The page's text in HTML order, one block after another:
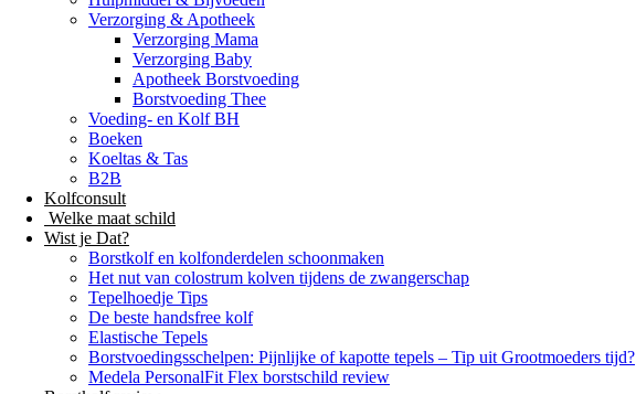
Verzorging & Apotheek
Verzorging Mama
Verzorging Baby
Apotheek Borstvoeding
Borstvoeding Thee
Voeding- en Kolf BH
Boeken
Koeltas & Tas
B2B
Kolfconsult
Welke maat schild
Wist je Dat?
Borstkolf en kolfonderdelen schoonmaken
Het nut van colostrum kolven tijdens de zwangerschap
Tepelhoedje Tips
De beste handsfree kolf
Elastische Tepels
Borstvoedingsschelpen: Pijnlijke of kapotte tepels – Tip uit Grootmoeders tijd?
Medela PersonalFit Flex borstschild review